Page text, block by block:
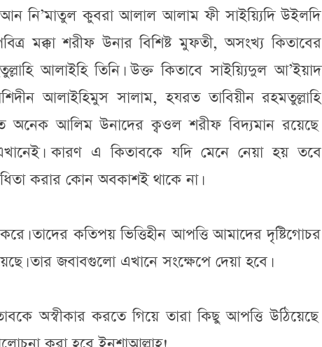
নি’মাতুল কুবরা আলাল আলাম ফী সাইয়্যিদি উইলদি
মক্কা শরীফ উনার বিশিষ্ট মুফতী, অসংখ্য কিতাবের
আলাইহি তিনি। উক্ত কিতাবে সাইয়্যিদুল আ’ইয়াদ
আলাইহিমুস সালাম, হযরত তাবিয়ীন রহমতুল্লাহি
অনেক আলিম উনাদের ক্বওল শরীফ বিদ্যমান রয়েছে।
কারণ এ কিতাবকে যদি মেনে নেয়া হয় তবে
করার কোন অবকাশই থাকে না।
তাদের কতিপয় ভিত্তিহীন আপত্তি আমাদের দৃষ্টিগোচর
তার জবাবগুলো এখানে সংক্ষেপে দেয়া হবে।
অস্বীকার করতে গিয়ে তারা কিছু আপত্তি উঠিয়েছে।